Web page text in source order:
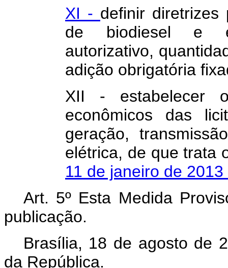
XI - definir diretrizes
de biodiesel e
autorizativo,
adição obrigatória
XII - estabelecer
econômicos das
geração,
elétrica, de que trata
11 de janeiro de 2013
Art. 5º Esta Medida
publicação.
Brasília, 18 de agosto de
da República.